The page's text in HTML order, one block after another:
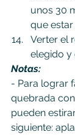
unos 30
que estar
Verter el
elegido y
Notas:
- Para lograr
quebrada
pueden
siguiente: